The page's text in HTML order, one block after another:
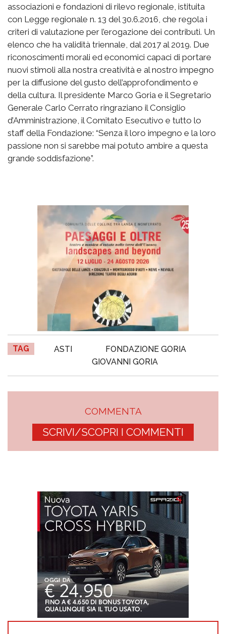
associazioni e fondazioni di rilevo regionale, istituita
con Legge regionale n. 13 del 30.6.2016, che regola i
criteri di valutazione per l’erogazione dei contributi. Un
elenco che ha validità triennale, dal 2017 al 2019. Due
riconoscimenti morali ed economici capaci di portare
nuovi stimoli alla nostra creatività e al nostro impegno
per la diffusione del gusto dell’approfondimento e
della cultura. Il presidente Marco Goria e il Segretario
Generale Carlo Cerrato ringraziano il Consiglio
d’Amministrazione, il Comitato Esecutivo e tutto lo
staff della Fondazione: “Senza il loro impegno e la loro
passione non si sarebbe mai potuto ambire a questa
grande soddisfazione”.
TAG ASTI
FONDAZIONE GORIA
GIOVANNI GORIA
COMMENTA
SCRIVI/SCOPRI I COMMENTI